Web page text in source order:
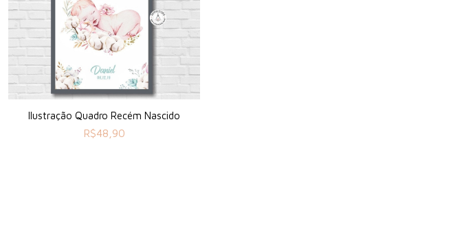
Ilustração Quadro Recém Nascido
R$48,90